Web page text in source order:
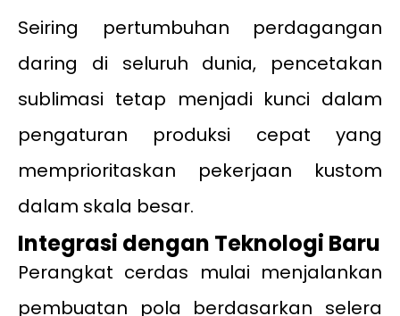
Seiring pertumbuhan perdagangan
daring di seluruh dunia, pencetakan
sublimasi tetap menjadi kunci dalam
pengaturan produksi cepat yang
memprioritaskan pekerjaan kustom
dalam skala besar.
Integrasi dengan Teknologi Baru
Perangkat cerdas mulai menjalankan
pembuatan pola berdasarkan selera